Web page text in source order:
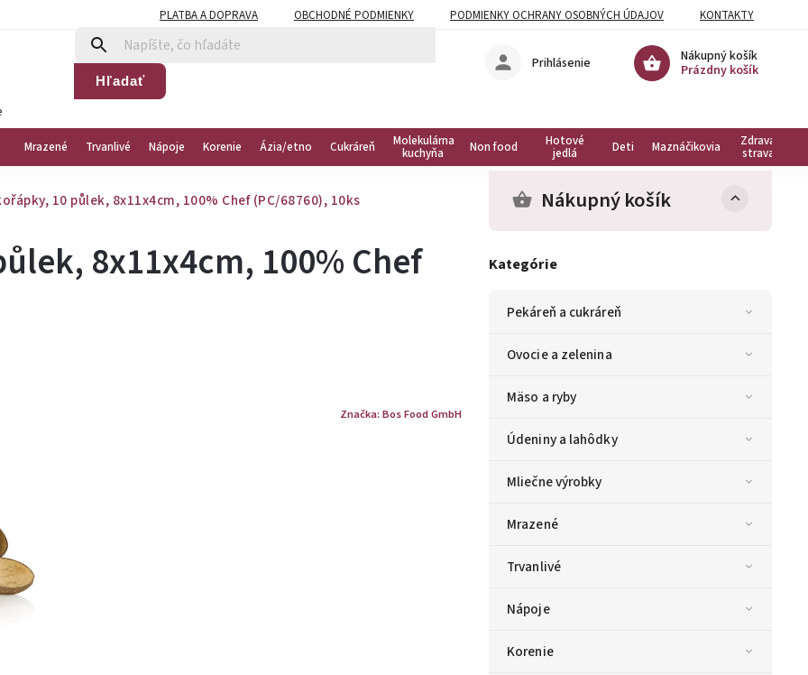
PLATBA A DOPRAVA OBCHODNÉ PODMIENKY PODMIENKY OCHRANY OSOBNÝCH ÚDAJOV KONTAKTY
Hľadať
Nákupný košík
Prázdny košík
Prihlásenie
Mrazené Trvanlivé Nápoje Korenie Ázia/etno Cukráreň Molekulárna
kuchyňa Non food Hotové
jedlá Deti Maznáčikovia Zdravá
strava
10 půlek, 8x11x4cm, 100% Chef (PC/68760), 10ks Nákupný košík
Kategórie
Pekáreň a cukráreň
Ovocie a zelenina
Mäso a ryby
Údeniny a lahôdky
Mliečne výrobky
Mrazené
Trvanlivé
Nápoje
Korenie
8x11x4cm, 100% Chef
Značka: Bos Food GmbH